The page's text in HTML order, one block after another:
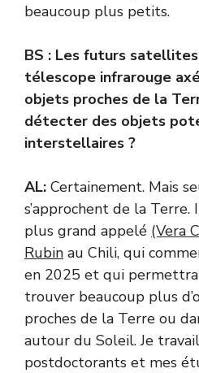
beaucoup plus petits.
BS : Les futurs
télescope infrarouge
objets proches de la
détecter des objets
interstellaires ?
AL: Certainement. Mais
s’approchent de la
plus grand appelé (Vera
Rubin au Chili, qui
en 2025 et qui
trouver beaucoup plus
proches de la Terre ou
autour du Soleil. Je
postdoctorants et mes